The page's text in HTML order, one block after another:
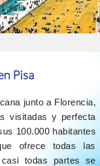
Pisa
junto a Florencia,
visitadas y perfecta
100.000 habitantes
ofrece todas las
todas partes se